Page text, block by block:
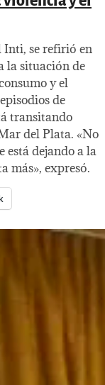
Inti, se refirió en
la situación de
y el
de
transitando
del Plata. «No
está dejando a la
más», expresó.